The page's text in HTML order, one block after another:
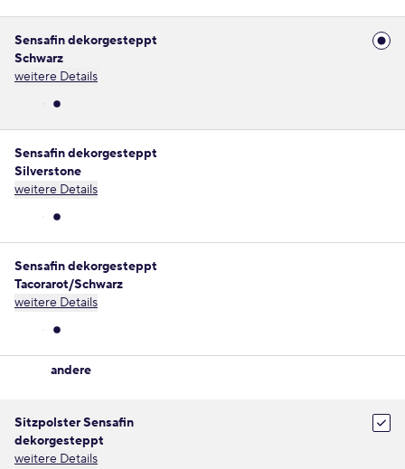
Sensafin dekorgesteppt
Schwarz
weitere Details
Sensafin dekorgesteppt
Silverstone
weitere Details
Sensafin dekorgesteppt
Tacorarot/Schwarz
weitere Details
andere
Sitzpolster Sensafin
dekorgesteppt
weitere Details